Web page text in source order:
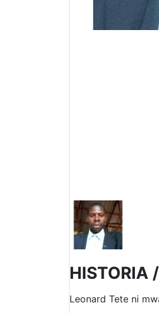
HISTORIA
Leonard Tete ni